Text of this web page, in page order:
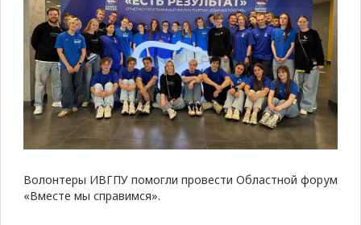
Волонтеры ИВГПУ помогли провести Областной форум
«Вместе мы справимся».